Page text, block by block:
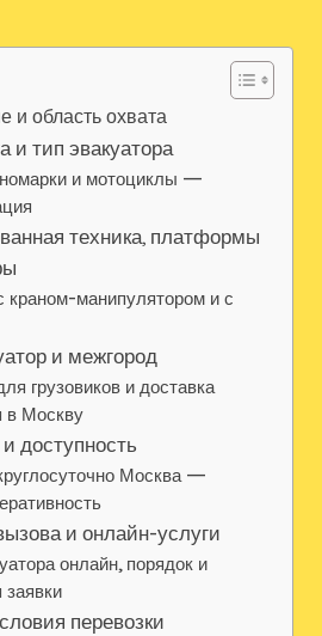
и область охвата
и тип эвакуатора
и мотоциклы —
техника, платформы
краном-манипулятором и с
и межгород
грузовиков и доставка
в Москву
доступность
Москва —
и онлайн-услуги
онлайн, порядок и
перевозки